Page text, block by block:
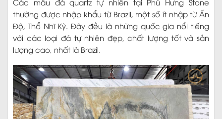
Các mẫu đá quartz tự nhiên tại Phú Hưng Stone
thường được nhập khẩu từ Brazil, một số ít nhập từ Ấn
Độ, Thổ Nhĩ Kỳ. Đây đều là những quốc gia nổi tiếng
với các loại đá tự nhiên đẹp, chất lượng tốt và sản
lượng cao, nhất là Brazil.